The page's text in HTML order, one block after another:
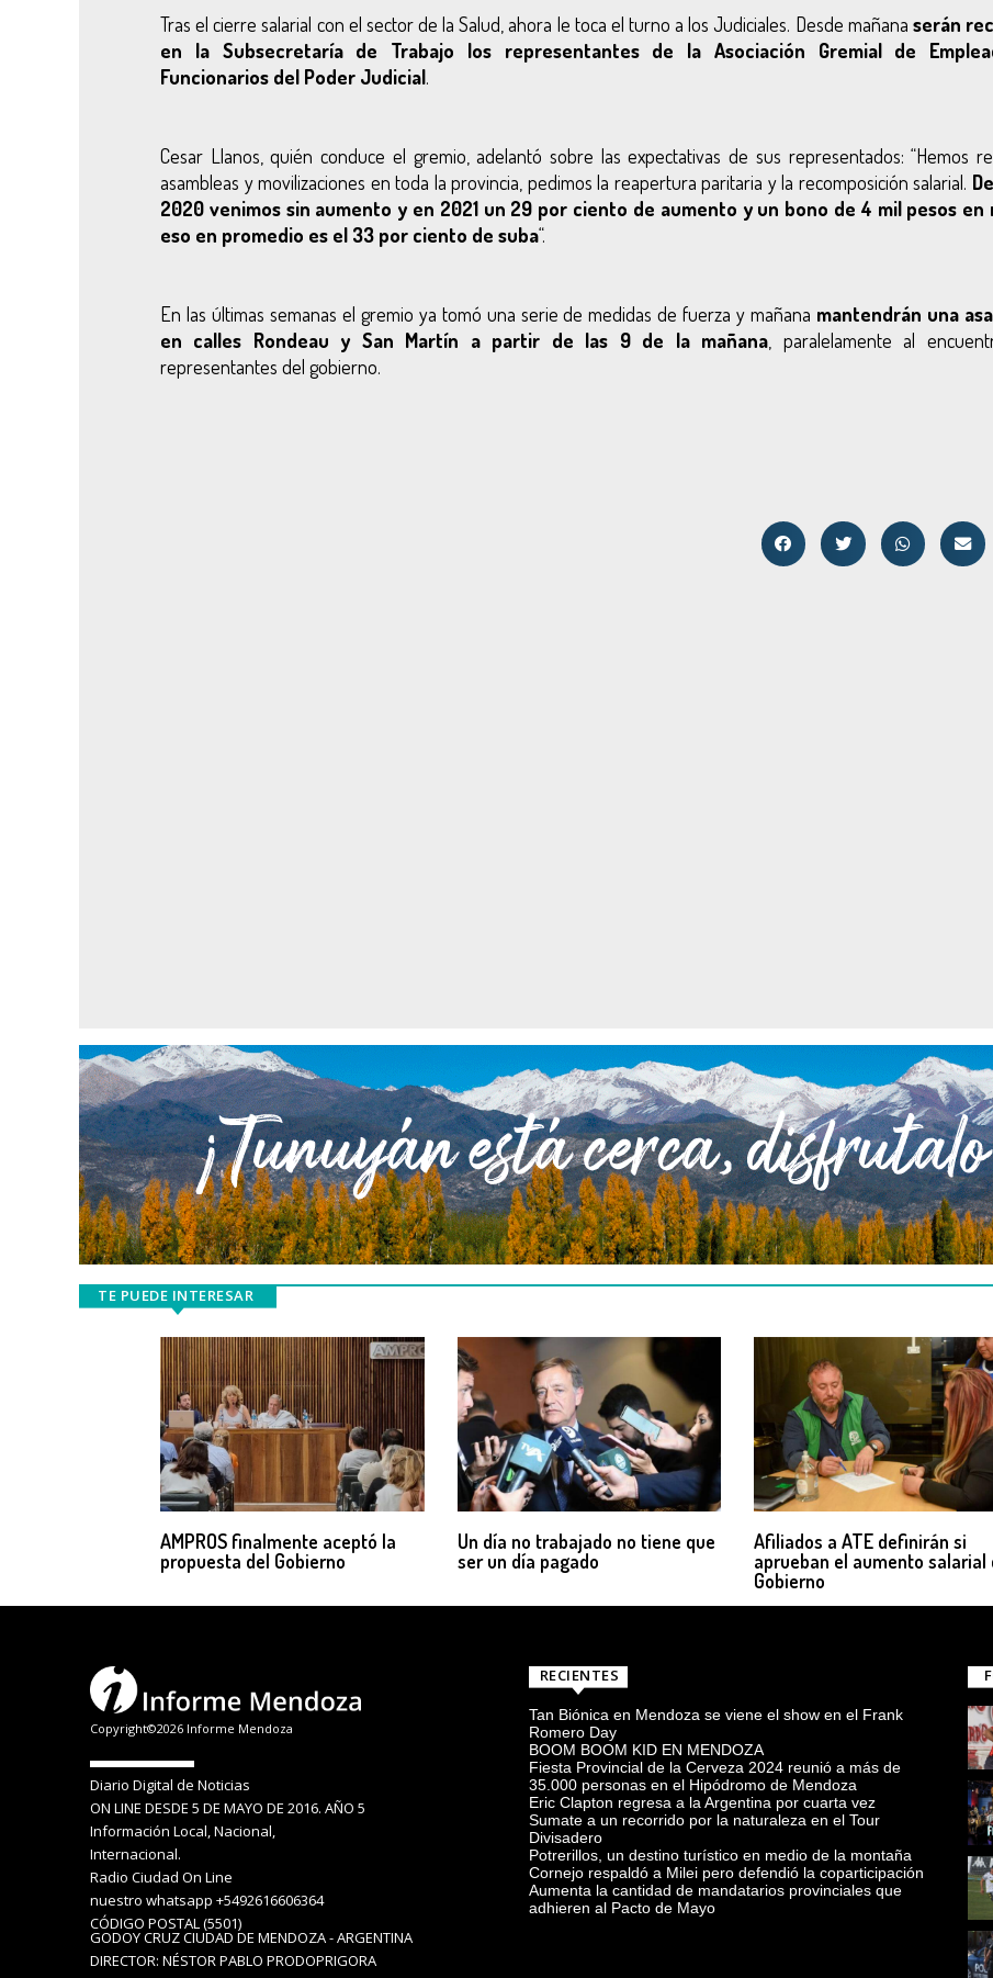
Tras el cierre salarial con el sector de la Salud, ahora le toca el turno a los Judiciales. Desde mañana serán
en la Subsecretaría de Trabajo los representantes de la Asociación Gremial de
Funcionarios del Poder Judicial.
Cesar Llanos, quién conduce el gremio, adelantó sobre las expectativas de sus representados: “Hemos
asambleas y movilizaciones en toda la provincia, pedimos la reapertura paritaria y la recomposición salarial.
2020 venimos sin aumento y en 2021 un 29 por ciento de aumento y un bono de 4 mil pesos en
eso en promedio es el 33 por ciento de suba“.
En las últimas semanas el gremio ya tomó una serie de medidas de fuerza y mañana mantendrán una
en calles Rondeau y San Martín a partir de las 9 de la mañana , paralelamente al
representantes del gobierno.
TE PUEDE INTERESAR
AMPROS finalmente aceptó la
propuesta del Gobierno
Un día no trabajado no tiene que
ser un día pagado
Afiliados a ATE definirán si
aprueban el aumento salarial
Gobierno
Copyright©2026 Informe Mendoza
Diario Digital de Noticias
ON LINE DESDE 5 DE MAYO DE 2016. AÑO 5
Información Local, Nacional,
Internacional.
Radio Ciudad On Line
nuestro whatsapp +5492616606364
CÓDIGO POSTAL (5501)
GODOY CRUZ CIUDAD DE MENDOZA - ARGENTINA
DIRECTOR: NÉSTOR PABLO PRODOPRIGORA
RECIENTES
Tan Biónica en Mendoza se viene el show en el Frank
Romero Day
BOOM BOOM KID EN MENDOZA
Fiesta Provincial de la Cerveza 2024 reunió a más de
35.000 personas en el Hipódromo de Mendoza
Eric Clapton regresa a la Argentina por cuarta vez
Sumate a un recorrido por la naturaleza en el Tour
Divisadero
Potrerillos, un destino turístico en medio de la montaña
Cornejo respaldó a Milei pero defendió la coparticipación
Aumenta la cantidad de mandatarios provinciales que
adhieren al Pacto de Mayo